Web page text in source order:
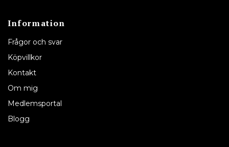
Information
Frågor och svar
Köpvillkor
Kontakt
Om mig
Medlemsportal
Blogg